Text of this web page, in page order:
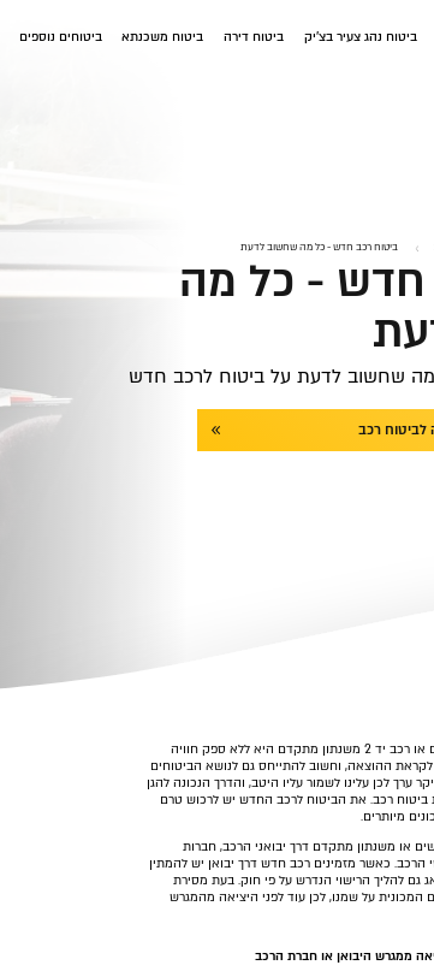
ביטוח נהג צעיר בצ'יק ביטוח דירה ביטוח משכנתא ביטוחים נוספים
ביטוח רכב חדש - כל מה שחשוב לדעת
חדש - כל מה
שחשוב לדעת על ביטוח לרכב חדש
לביטוח רכב
ההחלטה לרכוש רכב חדש מהניילונים או רכב יד 2 משנתון מתקדם היא ללא ספק חוויה
ההוצאה, וחשוב להתייחס גם לנושא הביטוחים
לכן עלינו לשמור עליו היטב, והדרך הנכונה להגן
ביטוח רכב. את הביטוח לרכב החדש יש לרכוש טרם
מיותרים.
או משנתון מתקדם דרך יבואני הרכב, חברות
הרכב. כאשר מזמינים רכב חדש דרך יבואן יש להמתין
גם להליך הרישוי הנדרש על פי חוק. בעת מסירת
המכונית על שמנו, לכן עוד לפני היציאה מהמגרש
ממגרש היבואן או חברת הרכב